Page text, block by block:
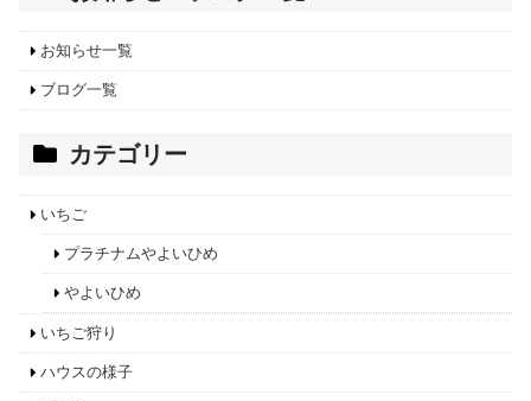
お知らせ一覧
ブログ一覧
カテゴリー
いちご
プラチナムやよいひめ
やよいひめ
いちご狩り
ハウスの様子